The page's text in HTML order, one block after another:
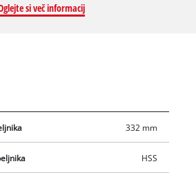
popolno kakovost skobljanja in
skobeljni stroj TE-SP 330.
si več informacij
332 mm
HSS